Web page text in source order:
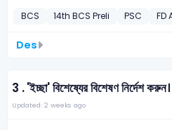
BCS 14th BCS Preli PSC FD
Des
3 .'ইচ্ছা' বিশেষ্যের বিশেষণ নির্দেশ করুন।
Updated: 2 weeks ago